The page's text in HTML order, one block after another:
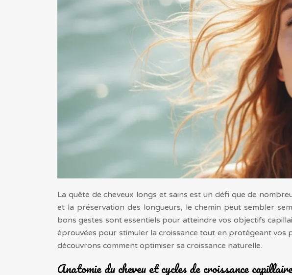
La quête de cheveux longs et sains est un défi que de
et la préservation des longueurs, le chemin peut sembler
bons gestes sont essentiels pour atteindre vos objectifs
éprouvées pour stimuler la croissance tout en protégeant vos
découvrons comment optimiser sa croissance naturelle.
Anatomie du cheveu et cycles de croissance